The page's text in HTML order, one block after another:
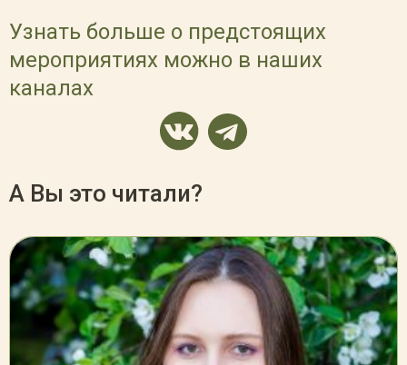
Узнать больше о предстоящих
мероприятиях можно в наших
каналах
А Вы это читали?